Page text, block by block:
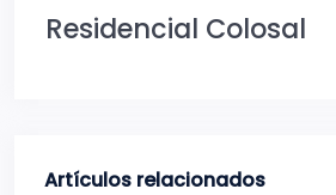
Residencial Colosal
Artículos relacionados